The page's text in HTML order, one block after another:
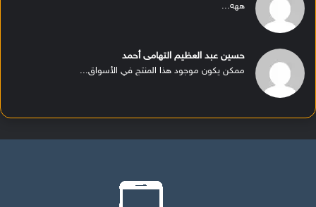
ههه...
حسين عبد العظيم التهامى أحمد
ممكن يكون موجود هذا المنتج في الأسواق...